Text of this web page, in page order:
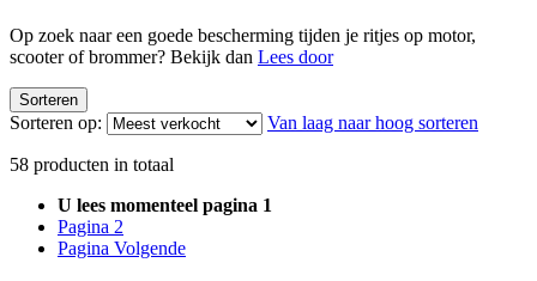
Op zoek naar een goede bescherming tijden je ritjes op motor,
scooter of brommer? Bekijk dan Lees door
Sorteren
Sorteren op: Van laag naar hoog sorteren
58 producten in totaal
U lees momenteel pagina 1
Pagina 2
Pagina Volgende